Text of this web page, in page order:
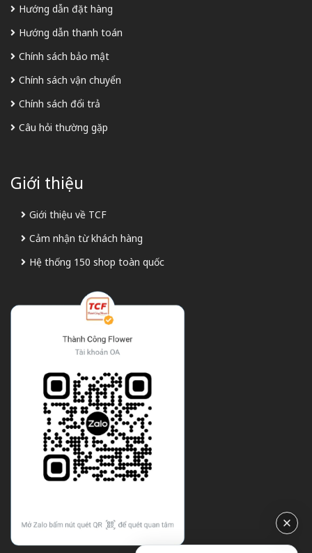
Hướng dẫn đặt hàng
Hướng dẫn thanh toán
Chính sách bảo mật
Chính sách vận chuyển
Chính sách đổi trả
Câu hỏi thường gặp
Giới thiệu
Giới thiệu về TCF
Cảm nhận từ khách hàng
Hệ thống 150 shop toàn quốc